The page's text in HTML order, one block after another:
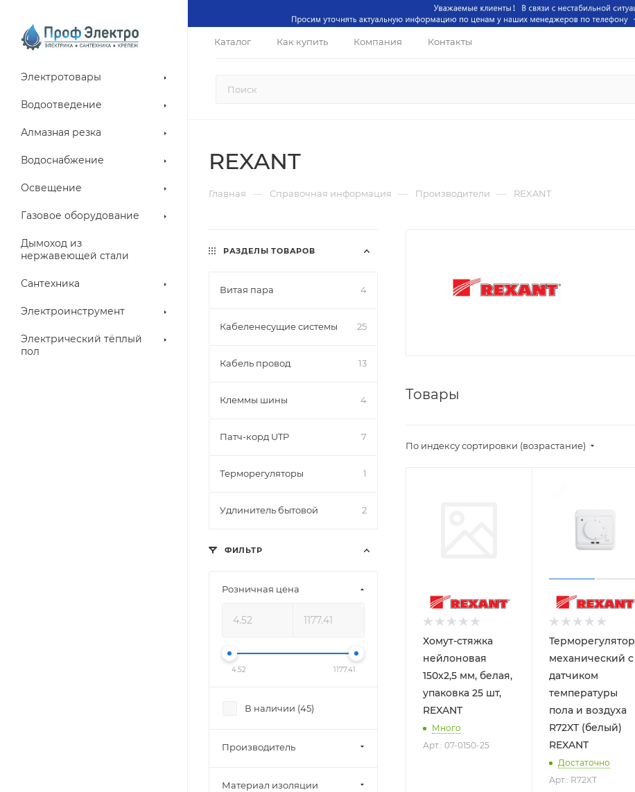
Каталог Как купить Компания Контакты
Электротовары
Водоотведение
Алмазная резка
Водоснабжение
Освещение
Газовое оборудование
Дымоход из
нержавеющей стали
Сантехника
Электроинструмент
Электрический тёплый
пол
REXANT
Главная — Справочная информация — Производители — REXANT
Товары
По индексу сортировки (возрастание)
Хомут-стяжкa
нeйлонoвая
150x2,5 мм, белая,
упаковка 25 шт,
REXANT
Много
Арт.: 07-0150-25
Терморегулятор
механический с
датчиком
температуры
пола и воздуха
R72XT (белый)
REXANT
Достаточно
Арт.: R72XT
РАЗДЕЛЫ ТОВАРОВ
Витая пара 4
Кабеленесущие системы 25
Кабель провод 13
Клеммы шины 4
Патч-корд UTP 7
Терморегуляторы 1
Удлинитель бытовой 2
ФИЛЬТР
Розничная цена
4.52 1177.41
В наличии (45)
Производитель
Материал изоляции